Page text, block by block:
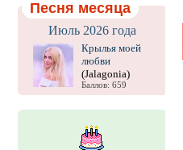
Песня месяца
Июль 2026 года
Крылья моей
любви
(Jalagonia)
Баллов: 659